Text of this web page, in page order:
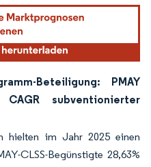
erfordert Namensnennung gemäß
Beteiligung: PMAY
subventionierter
hielten im Jahr 2025 einen
CLSS-Begünstigte 28,63%